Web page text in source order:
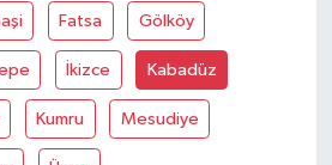
Fatsa Gölköy
İkizce Kabadüz
Kumru Mesudiye